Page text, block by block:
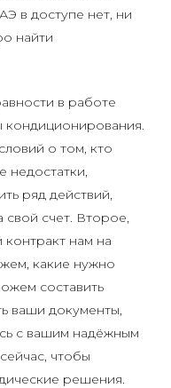
в доступе нет, ни
найти
в работе
кондиционирования.
о том, кто
недостатки,
ряд действий,
свой счет. Второе,
нам на
какие нужно
составить
ваши документы,
с вашим надёжным
чтобы
решения.